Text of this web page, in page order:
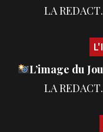
L’image du